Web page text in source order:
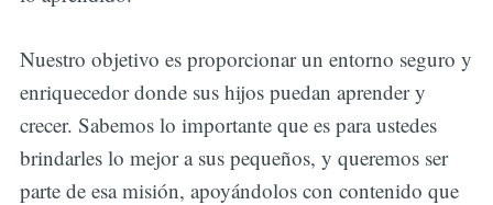
Nuestro objetivo es proporcionar un entorno seguro y
enriquecedor donde sus hijos puedan aprender y
crecer. Sabemos lo importante que es para ustedes
brindarles lo mejor a sus pequeños, y queremos ser
parte de esa misión, apoyándolos con contenido que